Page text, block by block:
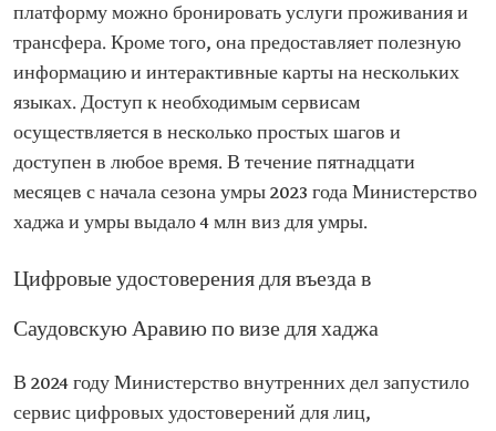
платформу можно бронировать услуги проживания и
трансфера. Кроме того, она предоставляет полезную
информацию и интерактивные карты на нескольких
языках. Доступ к необходимым сервисам
осуществляется в несколько простых шагов и
доступен в любое время. В течение пятнадцати
месяцев с начала сезона умры 2023 года Министерство
хаджа и умры выдало 4 млн виз для умры.
Цифровые удостоверения для въезда в
Саудовскую Аравию по визе для хаджа
В 2024 году Министерство внутренних дел запустило
сервис цифровых удостоверений для лиц,